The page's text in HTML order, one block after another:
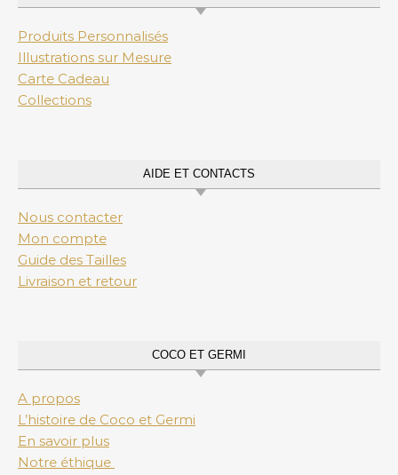
Produits Personnalisés
Illustrations sur Mesure
Carte Cadeau
Collections
AIDE ET CONTACTS
Nous contacter
Mon compte
Guide des Tailles
Livraison et retour
COCO ET GERMI
A propos
L’histoire de Coco et Germi
En savoir plus
Notre éthique